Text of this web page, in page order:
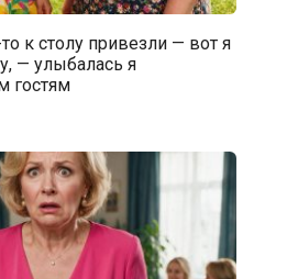
к столу привезли — вот я
— улыбалась я
гостям